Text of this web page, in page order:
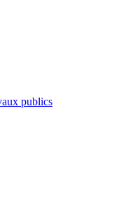
publics